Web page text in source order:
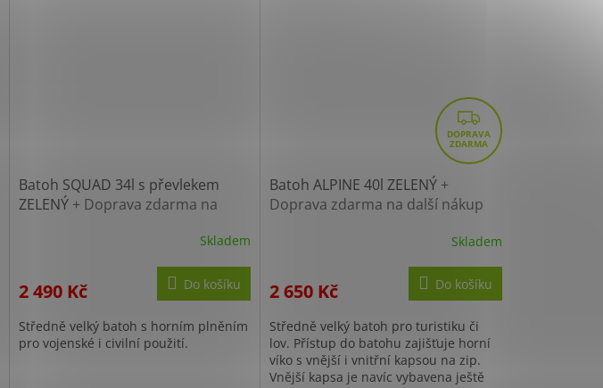
Batoh SQUAD 34l s převlekem
ZELENÝ + Doprava zdarma na
Skladem
2 490 Kč Do košíku
Středně velký batoh s horním plněním
pro vojenské i civilní použití.
Z
D
A
M
Batoh ALPINE 40l ZELENÝ +
Doprava zdarma na další nákup
Skladem
2 650 Kč Do košíku
Středně velký batoh pro turistiku či
lov. Přístup do batohu zajišťuje horní
víko s vnější i vnitřní kapsou na zip.
Vnější kapsa je navíc vybavena ještě